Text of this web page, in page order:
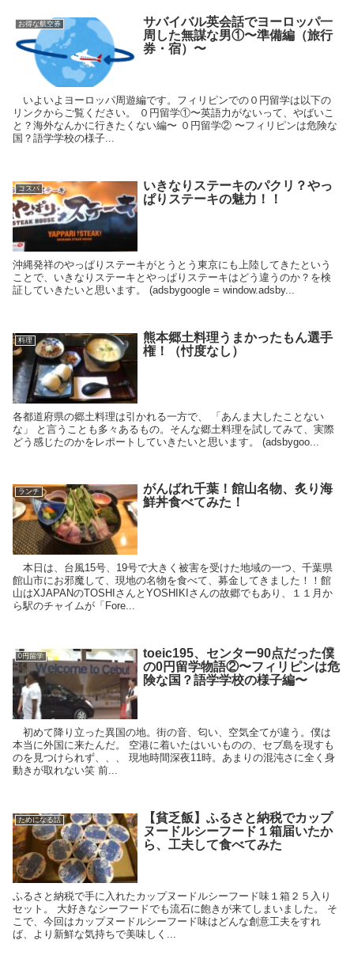
お得な航空券
サバイバル英会話でヨーロッパ一
周した無謀な男①〜準備編（旅行
券・宿）〜
いよいよヨーロッパ周遊編です。フィリピンでの０円留学は以下の
リンクからご覧ください。 ０円留学①〜英語力がないって、やばいこ
と？海外なんかに行きたくない編〜 ０円留学② 〜フィリピンは危険な
国？語学学校の様子...
コスパ
いきなりステーキのパクリ？やっ
ぱりステーキの魅力！！
沖縄発祥のやっぱりステーキがとうとう東京にも上陸してきたという
ことで、いきなりステーキとやっぱりステーキはどう違うのか？を検
証していきたいと思います。 (adsbygoogle = window.adsby...
料理
熊本郷土料理うまかったもん選手
権！（忖度なし）
各都道府県の郷土料理は引かれる一方で、 「あんま大したことない
な」 と言うことも多々あるもの。そんな郷土料理を試してみて、実際
どう感じたのかをレポートしていきたいと思います。 (adsbygoo...
ランチ
がんばれ千葉！館山名物、炙り海
鮮丼食べてみた！
本日は、台風15号、19号で大きく被害を受けた地域の一つ、千葉県
館山市にお邪魔して、現地の名物を食べて、募金してきました！！館
山はXJAPANのTOSHIさんとYOSHIKIさんの故郷でもあり、１１月か
ら駅のチャイムが「Fore...
0円留学
toeic195、センター90点だった僕
の0円留学物語②〜フィリピンは危
険な国？語学学校の様子編〜
初めて降り立った異国の地。街の音、匂い、空気全てが違う。僕は
本当に外国に来たんだ。 空港に着いたはいいものの、セブ島を現すも
のを見つけられず、、、 現地時間深夜11時。あまりの混沌さに全く身
動きが取れない笑 前...
ためになる話
【貧乏飯】ふるさと納税でカップ
ヌードルシーフード１箱届いたか
ら、工夫して食べてみた
ふるさと納税で手に入れたカップヌードルシーフード味１箱２５入り
セット。 大好きなシーフードでも流石に飽きが来てしまいました。 そ
こで、今回はカップヌードルシーフード味はどんな創意工夫をすれ
ば、より新鮮な気持ちで美味しく...